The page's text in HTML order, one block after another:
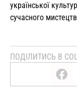
української
сучасного
ПОДІЛИТИСЬ В